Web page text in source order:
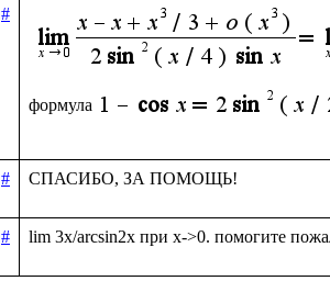
#
формула
#
#